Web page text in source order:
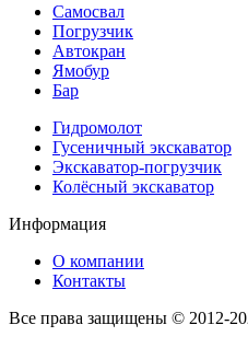
Самосвал
Погрузчик
Автокран
Ямобур
Бар
Гидромолот
Гусеничный экскаватор
Экскаватор-погрузчик
Колёсный экскаватор
Информация
О компании
Контакты
Все права защищены © 2012-